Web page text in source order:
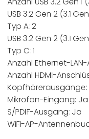
USB 3.2 Gen 2 (3.1
Typ A: 2
USB 3.2 Gen 2 (3.1
Typ C: 1
Anzahl Ethernet-
Anzahl HDMI-
Kopfhörerausgänge:
Mikrofon-Eingang: Ja
S/PDIF-Ausgang: Ja
WiFi-AP-